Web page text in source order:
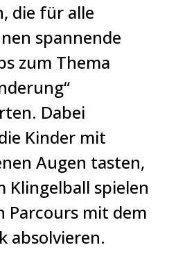
die für alle
spannende
zum Thema
Dabei
Kinder mit
Augen tasten,
Klingelball spielen
Parcours mit dem
absolvieren.